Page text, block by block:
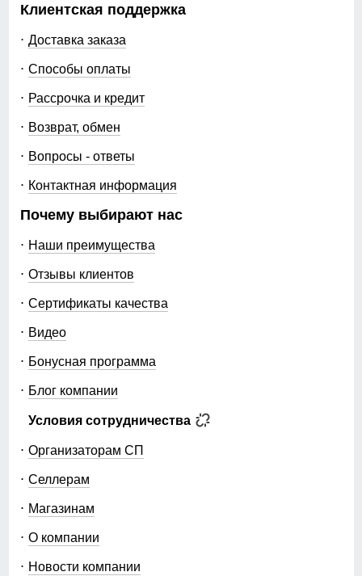
Клиентская поддержка
Доставка заказа
Способы оплаты
Рассрочка и кредит
Возврат, обмен
Вопросы - ответы
Контактная информация
Почему выбирают нас
Наши преимущества
Отзывы клиентов
Сертификаты качества
Видео
Бонусная программа
Блог компании
Условия сотрудничества
Организаторам СП
Селлерам
Магазинам
О компании
Новости компании